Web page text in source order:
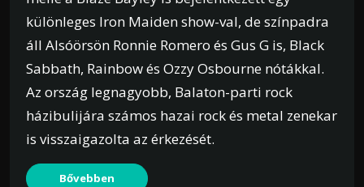
különleges Iron Maiden show-val, de színpadra
áll Alsóörsön Ronnie Romero és Gus G is, Black
Sabbath, Rainbow és Ozzy Osbourne nótákkal.
Az ország legnagyobb, Balaton-parti rock
házibulijára számos hazai rock és metal zenekar
is visszaigazolta az érkezését.
Bővebben